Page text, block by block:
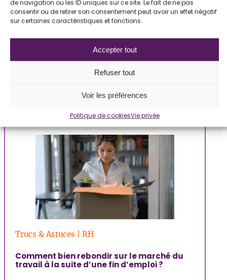
de navigation ou les ID uniques sur ce site. Le fait de ne pas
consentir ou de retirer son consentement peut avoir un effet négatif
sur certaines caractéristiques et fonctions.
Accepter tout
Refuser tout
Voir les préférences
Politique de cookiesVie privée
Ces articles pourraient aussi vous
intéresser
Trucs & Astuces | RH
Comment bien rebondir sur le marché du
travail à la suite d’une fin d’emploi ?